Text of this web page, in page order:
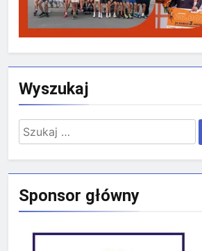
Wyszukaj
Szukaj:
Sponsor główny